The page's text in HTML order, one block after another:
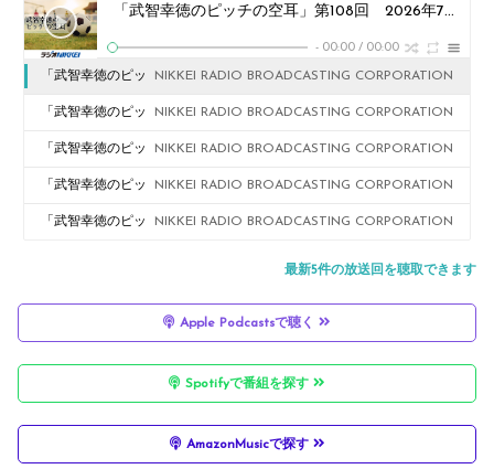
「武智幸徳のピッチの空耳」第108回 2026年7月27日放送
- 00:00 / 00:00
「武智幸徳のピッ
チの空耳」第108
回 2026年7月27
日放送
NIKKEI RADIO BROADCASTING CORPORATION
「武智幸徳のピッ
チの空耳」第107
回 2026年7月20
日放送
NIKKEI RADIO BROADCASTING CORPORATION
「武智幸徳のピッ
チの空耳」第106
回 2026年6月22
NIKKEI RADIO BROADCASTING CORPORATION
「武智幸徳のピッ
チの空耳」第105
NIKKEI RADIO BROADCASTING CORPORATION
「武智幸徳のピッ NIKKEI RADIO BROADCASTING CORPORATION
最新5件の放送回を聴取できます
Apple Podcastsで聴く
Spotifyで番組を探す
AmazonMusicで探す